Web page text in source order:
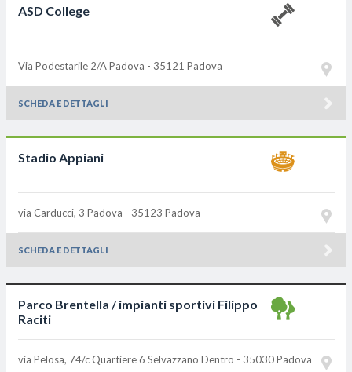
ASD College
Via Podestarile 2/A Padova - 35121 Padova
SCHEDA E DETTAGLI
Stadio Appiani
via Carducci, 3 Padova - 35123 Padova
SCHEDA E DETTAGLI
Parco Brentella / impianti sportivi Filippo
Raciti
via Pelosa, 74/c Quartiere 6 Selvazzano Dentro - 35030 Padova